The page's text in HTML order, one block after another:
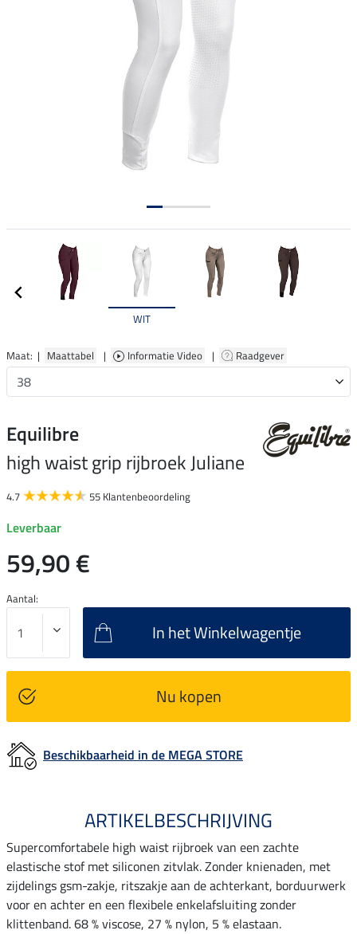
WIT
Maat: | Maattabel | Informatie Video | Raadgever
Equilibre
high waist grip rijbroek Juliane
4.7 55 Klantenbeoordeling
Leverbaar
59,90 €
Aantal:
In het Winkelwagentje
Nu kopen
Beschikbaarheid in de MEGA STORE
ARTIKELBESCHRIJVING
Supercomfortabele high waist rijbroek van een zachte
elastische stof met siliconen zitvlak. Zonder knienaden, met
zijdelings gsm-zakje, ritszakje aan de achterkant, borduurwerk
voor en achter en een flexibele enkelafsluiting zonder
klittenband. 68 % viscose, 27 % nylon, 5 % elastaan.